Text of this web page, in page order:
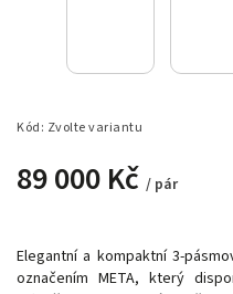
Kód: Zvolte variantu
89 000 Kč / pár
Elegantní a kompaktní 3-
označením META, který